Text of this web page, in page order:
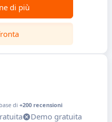
di più
di +200 recensioni
Demo gratuita